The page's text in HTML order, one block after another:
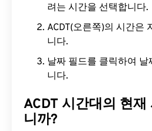
려는 시간을 선택합니다.
ACDT(오른쪽)의 시간은
니다.
날짜 필드를 클릭하여
니다.
ACDT 시간대의 현재
니까?